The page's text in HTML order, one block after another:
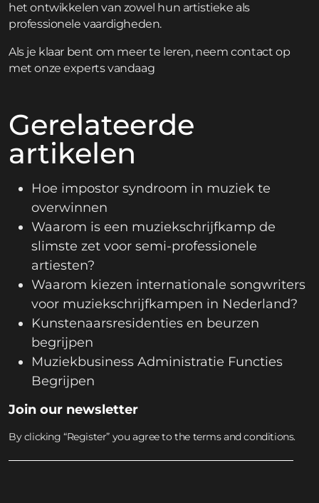
het ontwikkelen van zowel hun artistieke als
professionele vaardigheden.
Als je klaar bent om meer te leren, neem contact op
met onze experts vandaag
Gerelateerde
artikelen
Hoe impostor syndroom in muziek te
overwinnen
Waarom is een muziekschrijfkamp de
slimste zet voor semi-professionele
artiesten?
Waarom kiezen internationale songwriters
voor muziekschrijfkampen in Nederland?
Kunstenaarsresidenties en beurzen
begrijpen
Muziekbusiness Administratie Functies
Begrijpen
Join our newsletter
By clicking “Register” you agree to the terms and conditions.